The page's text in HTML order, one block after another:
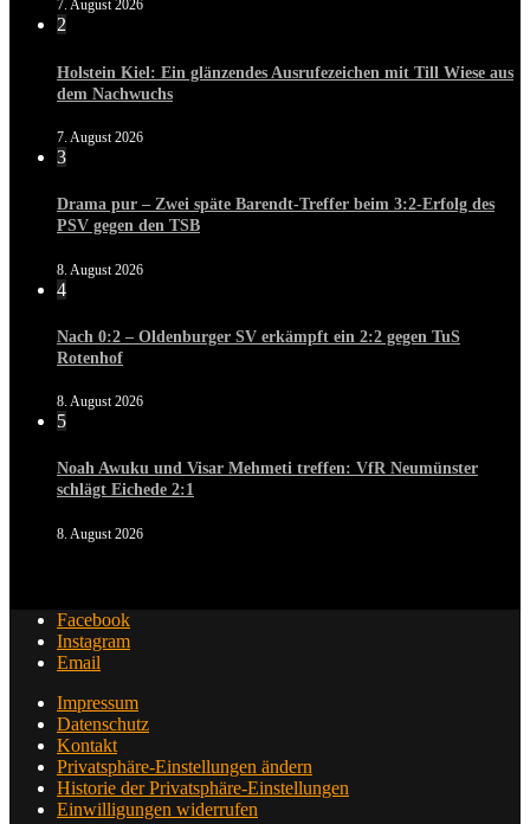
7. August 2026
2
Holstein Kiel: Ein glänzendes Ausrufezeichen mit Till Wiese aus
dem Nachwuchs
7. August 2026
3
Drama pur – Zwei späte Barendt-Treffer beim 3:2-Erfolg des
PSV gegen den TSB
8. August 2026
4
Nach 0:2 – Oldenburger SV erkämpft ein 2:2 gegen TuS
Rotenhof
8. August 2026
5
Noah Awuku und Visar Mehmeti treffen: VfR Neumünster
schlägt Eichede 2:1
8. August 2026
Facebook
Instagram
Email
Impressum
Datenschutz
Kontakt
Privatsphäre-Einstellungen ändern
Historie der Privatsphäre-Einstellungen
Einwilligungen widerrufen